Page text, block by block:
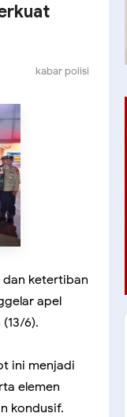
kabar polisi
dan ketertiban
apel
6).
ini menjadi
elemen
kondusif.